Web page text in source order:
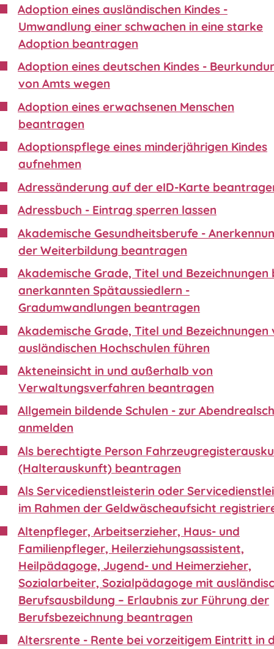
Adoption eines ausländischen Kindes -
Umwandlung einer schwachen in eine starke
Adoption beantragen
Adoption eines deutschen Kindes -
von Amts wegen
Adoption eines erwachsenen Menschen
beantragen
Adoptionspflege eines minderjährigen Kindes
aufnehmen
Adressänderung auf der eID-Karte
Adressbuch - Eintrag sperren lassen
Akademische Gesundheitsberufe -
der Weiterbildung beantragen
Akademische Grade, Titel und Bezeichnungen
anerkannten Spätaussiedlern -
Gradumwandlungen beantragen
Akademische Grade, Titel und Bezeichnungen
ausländischen Hochschulen führen
Akteneinsicht in und außerhalb von
Verwaltungsverfahren beantragen
Allgemein bildende Schulen - zur
anmelden
Als berechtigte Person
(Halterauskunft) beantragen
Als Servicedienstleisterin oder
im Rahmen der Geldwäscheaufsicht
Altenpfleger, Arbeitserzieher, Haus- und
Familienpfleger, Heilerziehungsassistent,
Heilpädagoge, Jugend- und Heimerzieher,
Sozialarbeiter, Sozialpädagoge mit
Berufsausbildung – Erlaubnis zur Führung der
Berufsbezeichnung beantragen
Altersrente - Rente bei vorzeitigem Eintritt in